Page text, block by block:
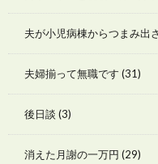
夫が小児病棟からつまみ出
夫婦揃って無職です (31)
後日談 (3)
消えた月謝の一万円 (29)